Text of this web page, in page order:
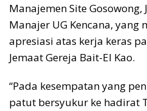
Manajemen Site Gosowong,
Manajer UG Kencana, yang
apresiasi atas kerja keras
Jemaat Gereja Bait-El Kao.
“Pada kesempatan yang
patut bersyukur ke hadirat